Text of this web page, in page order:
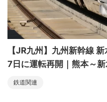
【JR九州】九州新幹線
7日に運転再開｜熊本～
鉄道関連